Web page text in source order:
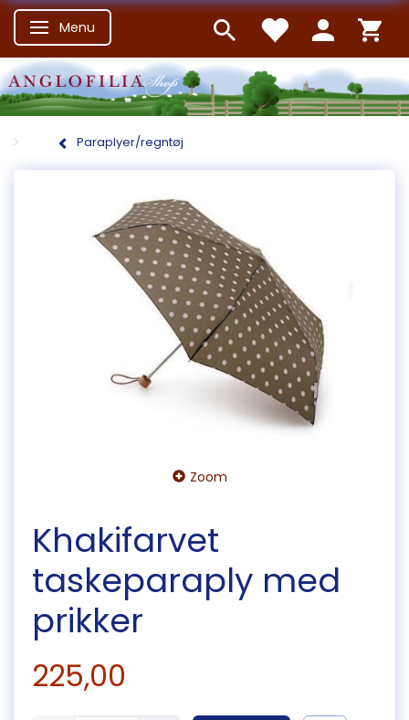
Skifte navigation
Menu
Paraplyer/regntøj
Zoom
Khakifarvet
taskeparaply med
prikker
225,00